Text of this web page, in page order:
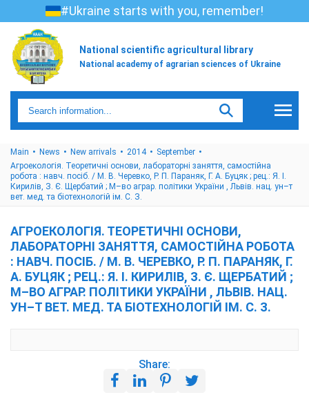
#Ukraine starts with you, remember!
National scientific agricultural library
National academy of agrarian sciences of Ukraine
Main News New arrivals 2014
September
Агроекологія. Теоретичні основи, лабораторні заняття, самостійна
робота : навч. посіб. / М. В. Черевко, Р. П. Параняк, Г. А. Буцяк ; рец.: Я. І.
Кирилів, З. Є. Щербатий ; М–во аграр. політики України , Львів. нац. ун–т
вет. мед. та біотехнологій ім. С. З.
АГРОЕКОЛОГІЯ. ТЕОРЕТИЧНІ ОСНОВИ,
ЛАБОРАТОРНІ ЗАНЯТТЯ, САМОСТІЙНА РОБОТА
: НАВЧ. ПОСІБ. / М. В. ЧЕРЕВКО, Р. П. ПАРАНЯК, Г.
А. БУЦЯК ; РЕЦ.: Я. І. КИРИЛІВ, З. Є. ЩЕРБАТИЙ ;
М–ВО АГРАР. ПОЛІТИКИ УКРАЇНИ , ЛЬВІВ. НАЦ.
УН–Т ВЕТ. МЕД. ТА БІОТЕХНОЛОГІЙ ІМ. С. З.
Share: